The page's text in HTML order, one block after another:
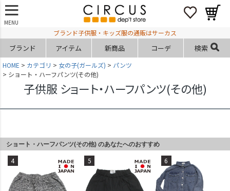
MENU
ブランド子供服・キッズ服の通販はサーカス
ブランド アイテム 新商品 コーデ 検索
HOME カテゴリ 女の子(ガールズ)
パンツ
ショート・ハーフパンツ(その他)
子供服 ショート・ハーフパンツ(その他)
ショート・ハーフパンツ(その他) のあなたへのおすすめ
4 5 6